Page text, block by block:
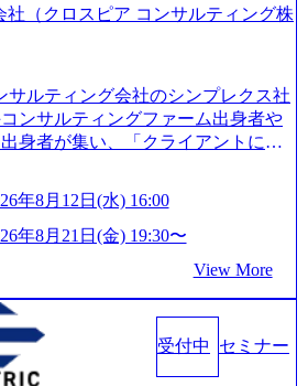
（消化率46.3%）、特別休暇5日な
整備している。 ​ 月平均残業時間は
社員同士の交流や健康をサポート
日(木) 19:00～2
金) 16:00 コンサル業界の動向や業務
ます。 ●前回開催時のアンケート
部分が明確になりました」「業界
いらっしゃる方の体感的なお話を
り抜く 2026年8月14日(金) 19:00〜2
(金) 16:00 本説明会は、選考の前段
ため、キャリアを検討中の段階の
す。 連休中の平日夜という日程の
を取得することなく、現職への配
す。帰省先からのオンライン参加
スモデル/今後の構想・事業展開/入
疑応答(20分) オンライン (Google M
ングなど、ビジネスサイドでのキャ
・転職を具体的に決めてはいない
段階の方 ・東京・大阪での勤務を
社（クロスピア コンサルティング株
サルティング会社のシンプレクス社
ンサルティングファーム出身者や
身者が集い、「クライアントにと
ち上げた新鋭ファーム テクノロジ
きな影響力を持つDX時代におい
Fintech業界を中心に最先端テクノ
のクライアントの企業価値の最大
略策定、組織改革、人材育成、業
コンサルティングサービスを一気
（いわゆる総合コンサルティング
”DXエリアにSpir（槍）を指して
年8月12日(水) 16:00
年8月21日(金) 19:30〜
View More
受付中 セミナー